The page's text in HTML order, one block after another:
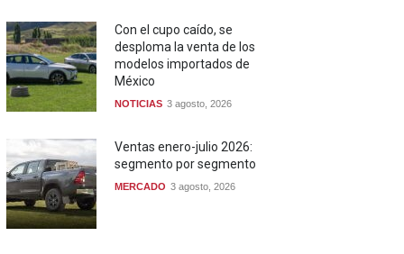
Con el cupo caído, se
desploma la venta de los
modelos importados de
México
NOTICIAS 3 agosto, 2026
Ventas enero-julio 2026:
segmento por segmento
MERCADO 3 agosto, 2026